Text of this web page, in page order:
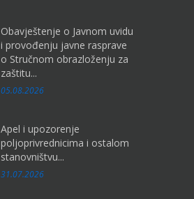
Obavještenje o Javnom uvidu
i provođenju javne rasprave
o Stručnom obrazloženju za
zaštitu...
05.08.2026
Apel i upozorenje
poljoprivrednicima i ostalom
stanovništvu...
31.07.2026